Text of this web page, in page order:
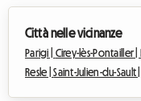
Città nelle vicinanze
Parigi | Cirey-lès-Pontailler |
Resle |Saint-Julien-du-Sault |